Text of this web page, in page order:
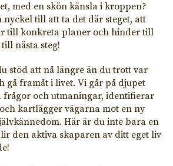
med en skön känsla i kroppen?
nyckel till att ta det där steget, att
till konkreta planer och hinder till
nästa steg!
stöd att nå längre än du trott var
gå framåt i livet. Vi går på djupet
frågor och utmaningar, identifierar
kartlägger vägarna mot en ny
Här är du inte bara en
den aktiva skaparen av ditt eget liv